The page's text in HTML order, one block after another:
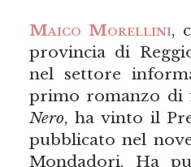
Maico Morellini,
provincia di
nel settore
primo romanzo di
Nero, ha vinto il
pubblicato nel
Mondadori. Ha